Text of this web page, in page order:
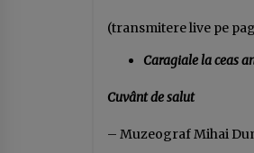
(transmitere live pe
Caragiale la ceas
Cuvânt de salut
– Muzeograf Mihai